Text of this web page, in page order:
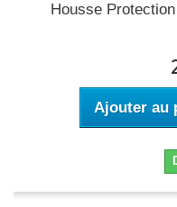
Housse
Ajouter au